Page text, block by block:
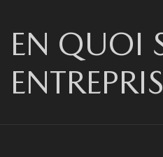
EN QUOI